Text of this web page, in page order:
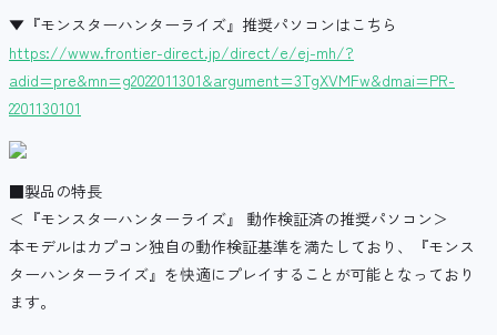
▼『モンスターハンターライズ』推奨パソコンはこちら
https://www.frontier-direct.jp/direct/e/ej-mh/?
adid=pre&mn=g2022011301&argument=3TgXVMFw&dmai=PR-
2201130101
■製品の特長
＜『モンスターハンターライズ』 動作検証済の推奨パソコン＞
本モデルはカプコン独自の動作検証基準を満たしており、『モンス
ターハンターライズ』を快適にプレイすることが可能となっており
ます。